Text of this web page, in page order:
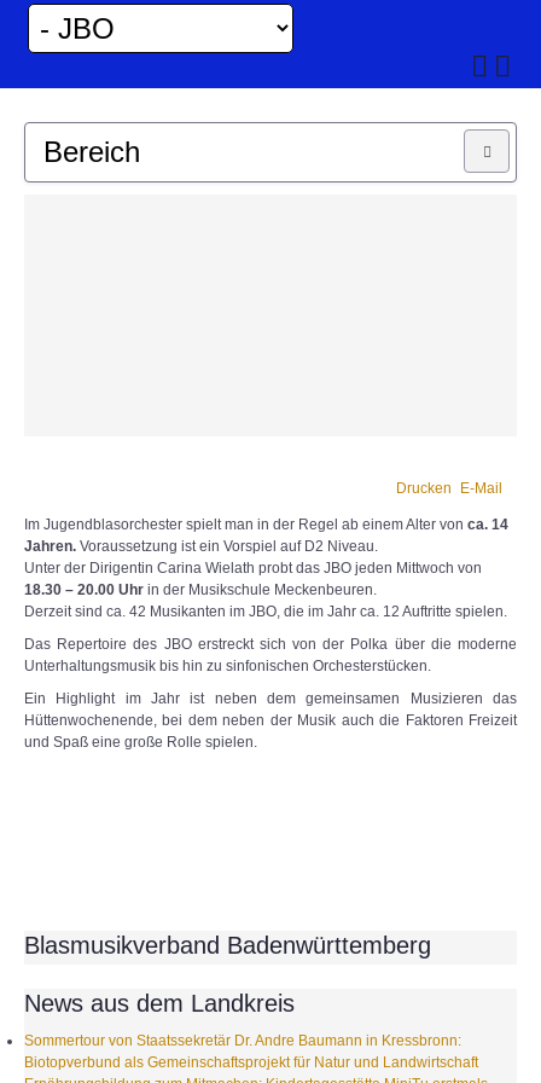
Bereich
Drucken E-Mail
Im Jugendblasorchester spielt man in der Regel ab einem Alter von ca. 14
Jahren. Voraussetzung ist ein Vorspiel auf D2 Niveau.
Unter der Dirigentin Carina Wielath probt das JBO jeden Mittwoch von
18.30 – 20.00 Uhr in der Musikschule Meckenbeuren.
Derzeit sind ca. 42 Musikanten im JBO, die im Jahr ca. 12 Auftritte spielen.
Das Repertoire des JBO erstreckt sich von der Polka über die moderne
Unterhaltungsmusik bis hin zu sinfonischen Orchesterstücken.
Ein Highlight im Jahr ist neben dem gemeinsamen Musizieren das
Hüttenwochenende, bei dem neben der Musik auch die Faktoren Freizeit
und Spaß eine große Rolle spielen.
Blasmusikverband Badenwürttemberg
News aus dem Landkreis
Sommertour von Staatssekretär Dr. Andre Baumann in Kressbronn:
Biotopverbund als Gemeinschaftsprojekt für Natur und Landwirtschaft